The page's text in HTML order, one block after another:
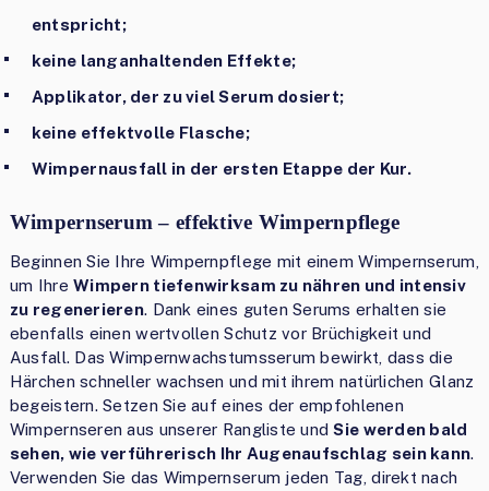
entspricht;
keine langanhaltenden Effekte;
Applikator, der zu viel Serum dosiert;
keine effektvolle Flasche;
Wimpernausfall in der ersten Etappe der Kur.
Wimpernserum – effektive Wimpernpflege
Beginnen Sie Ihre Wimpernpflege mit einem Wimpernserum,
um IhreWimpern tiefenwirksam zu nähren und intensiv
zu regenerieren. Dank eines guten Serums erhalten sie
ebenfalls einen wertvollen Schutz vor Brüchigkeit und
Ausfall. Das Wimpernwachstumsserum bewirkt, dass die
Härchen schneller wachsen und mit ihrem natürlichen Glanz
begeistern. Setzen Sie auf eines der empfohlenen
Wimpernseren aus unserer Rangliste undSie werden bald
sehen, wie verführerisch Ihr Augenaufschlag sein kann.
Verwenden Sie das Wimpernserum jeden Tag, direkt nach